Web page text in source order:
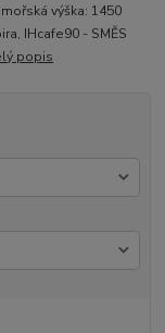
výška: 1450
IHcafe90 - SMĚS
popis